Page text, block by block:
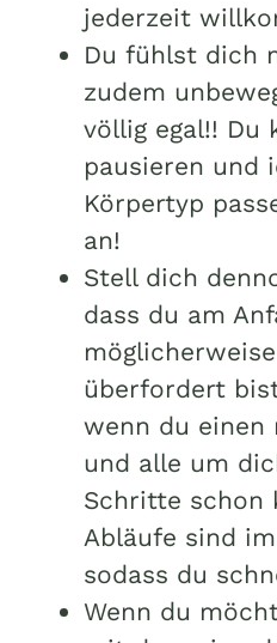
jederzeit
Du fühlst dich
zudem
völlig egal!! Du
pausieren und
Körpertyp
an!
Stell dich
dass du am
überfordert
wenn du einen
und alle um
Schritte schon
Abläufe sind
sodass du
Wenn du